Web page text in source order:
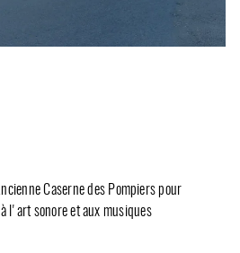
Caserne des Pompiers pour
l'art sonore et aux musiques